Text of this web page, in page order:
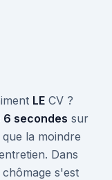
LE CV ?
6 secondes sur
la moindre
Dans
s'est